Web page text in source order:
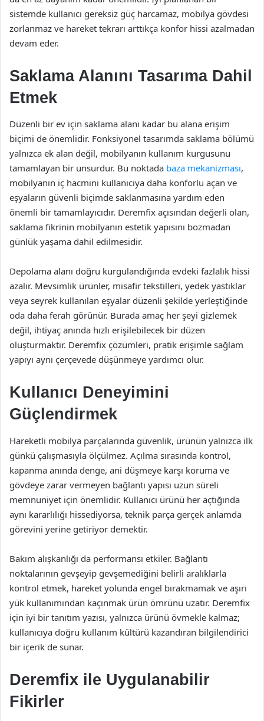
sistemde kullanıcı gereksiz güç harcamaz, mobilya gövdesi
zorlanmaz ve hareket tekrarı arttıkça konfor hissi azalmadan
devam eder.
Saklama Alanını Tasarıma Dahil
Etmek
Düzenli bir ev için saklama alanı kadar bu alana erişim
biçimi de önemlidir. Fonksiyonel tasarımda saklama bölümü
yalnızca ek alan değil, mobilyanın kullanım kurgusunu
tamamlayan bir unsurdur. Bu noktada baza mekanizması,
mobilyanın iç hacmini kullanıcıya daha konforlu açan ve
eşyaların güvenli biçimde saklanmasına yardım eden
önemli bir tamamlayıcıdır. Deremfix açısından değerli olan,
saklama fikrinin mobilyanın estetik yapısını bozmadan
günlük yaşama dahil edilmesidir.
Depolama alanı doğru kurgulandığında evdeki fazlalık hissi
azalır. Mevsimlik ürünler, misafir tekstilleri, yedek yastıklar
veya seyrek kullanılan eşyalar düzenli şekilde yerleştiğinde
oda daha ferah görünür. Burada amaç her şeyi gizlemek
değil, ihtiyaç anında hızlı erişilebilecek bir düzen
oluşturmaktır. Deremfix çözümleri, pratik erişimle sağlam
yapıyı aynı çerçevede düşünmeye yardımcı olur.
Kullanıcı Deneyimini
Güçlendirmek
Hareketli mobilya parçalarında güvenlik, ürünün yalnızca ilk
günkü çalışmasıyla ölçülmez. Açılma sırasında kontrol,
kapanma anında denge, ani düşmeye karşı koruma ve
gövdeye zarar vermeyen bağlantı yapısı uzun süreli
memnuniyet için önemlidir. Kullanıcı ürünü her açtığında
aynı kararlılığı hissediyorsa, teknik parça gerçek anlamda
görevini yerine getiriyor demektir.
Bakım alışkanlığı da performansı etkiler. Bağlantı
noktalarının gevşeyip gevşemediğini belirli aralıklarla
kontrol etmek, hareket yolunda engel bırakmamak ve aşırı
yük kullanımından kaçınmak ürün ömrünü uzatır. Deremfix
için iyi bir tanıtım yazısı, yalnızca ürünü övmekle kalmaz;
kullanıcıya doğru kullanım kültürü kazandıran bilgilendirici
bir içerik de sunar.
Deremfix ile Uygulanabilir
Fikirler